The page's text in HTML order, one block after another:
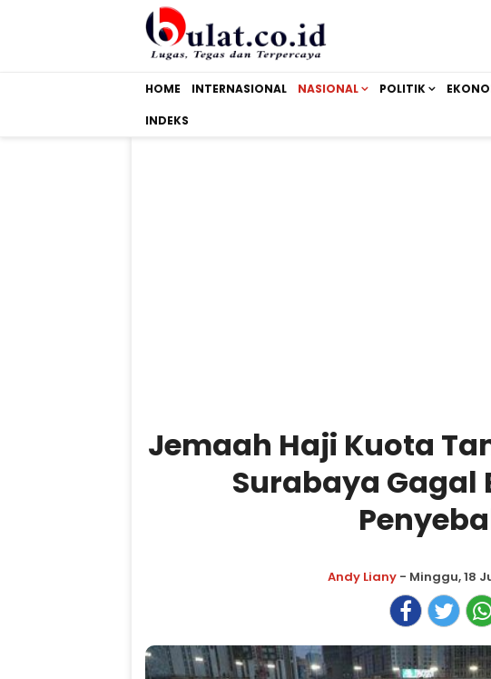
HOME INTERNASIONAL NASIONAL POLITIK
INDEKS
Jemaah Haji Kuota
Surabaya Gagal
Andy Liany - Minggu, 18